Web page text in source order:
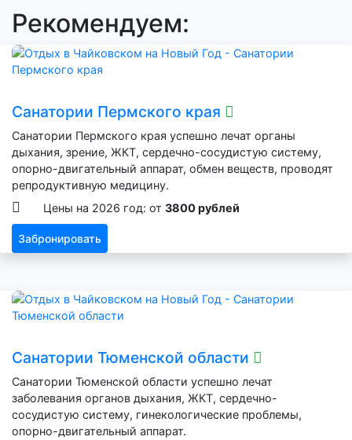
Рекомендуем:
Санатории Пермского края
Санатории Пермского края успешно лечат органы
дыхания, зрение, ЖКТ, сердечно-сосудистую систему,
опорно-двигательный аппарат, обмен веществ, проводят
репродуктивную медицину.
Цены на 2026 год: от 3800 рублей
Забронировать
Санатории Тюменской области
Санатории Тюменской области успешно лечат
заболевания органов дыхания, ЖКТ, сердечно-
сосудистую систему, гинекологические проблемы,
опорно-двигательный аппарат.